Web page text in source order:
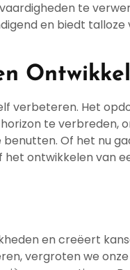
te
en biedt
verbeteren. Het
te verbreden,
Of het nu
ontwikkelen van
en creëert
vergroten we